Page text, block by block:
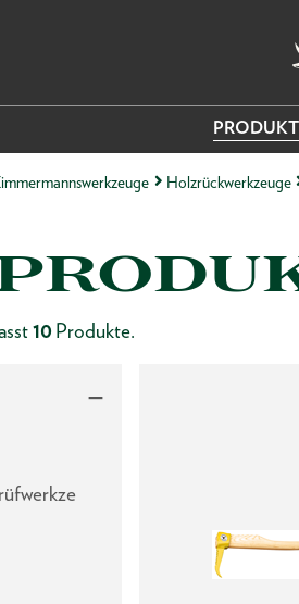
Holzrückwerkzeuge
10 Produkte.